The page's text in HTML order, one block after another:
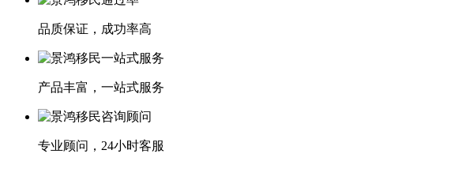
品质保证，成功率高
产品丰富，一站式服务
专业顾问，24小时客服